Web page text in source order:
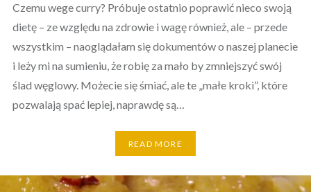
Czemu wege curry? Próbuje ostatnio poprawić nieco swoją
dietę – ze względu na zdrowie i wagę również, ale – przede
wszystkim – naoglądałam się dokumentów o naszej planecie
i leży mi na sumieniu, że robię za mało by zmniejszyć swój
ślad węglowy. Możecie się śmiać, ale te „małe kroki”, które
pozwalają spać lepiej, naprawdę są…
READ MORE